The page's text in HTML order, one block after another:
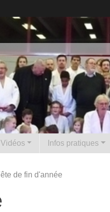
Infos pratiques
de fin d'année